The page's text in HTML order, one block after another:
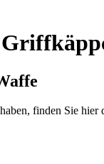
finden Sie